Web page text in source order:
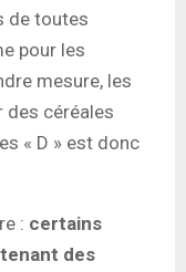
de toutes
pour les
mesure, les
des céréales
« D » est donc
: certains
des